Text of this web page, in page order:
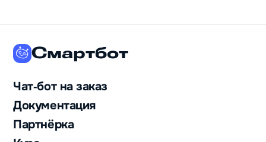
Смартбот
Чат‑бот на заказ
Документация
Партнёрка